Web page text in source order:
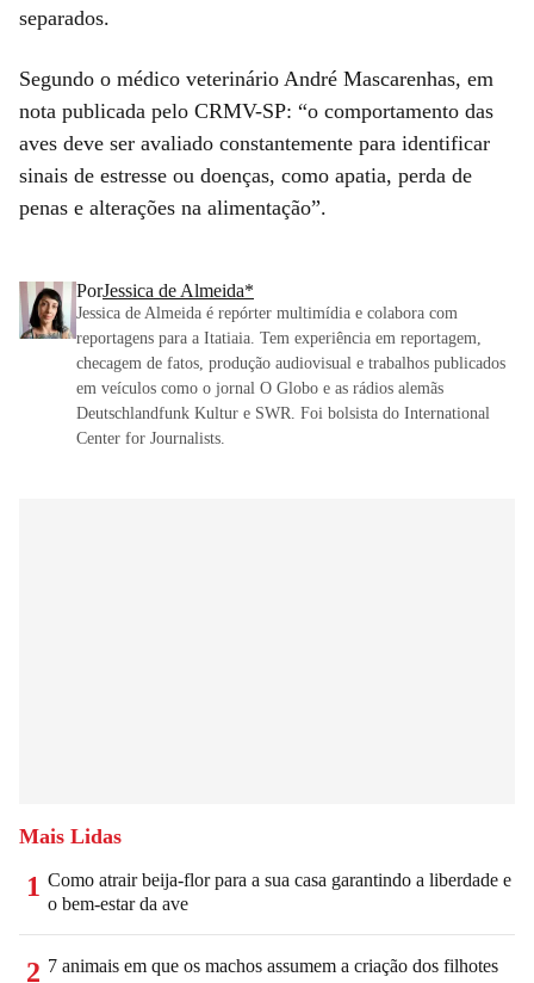
separados.
Segundo o médico veterinário André Mascarenhas, em
nota publicada pelo CRMV-SP: “o comportamento das
aves deve ser avaliado constantemente para identificar
sinais de estresse ou doenças, como apatia, perda de
penas e alterações na alimentação”.
PorJessica de Almeida*
Jessica de Almeida é repórter multimídia e colabora com
reportagens para a Itatiaia. Tem experiência em reportagem,
checagem de fatos, produção audiovisual e trabalhos publicados
em veículos como o jornal O Globo e as rádios alemãs
Deutschlandfunk Kultur e SWR. Foi bolsista do International
Center for Journalists.
Mais Lidas
1 Como atrair beija-flor para a sua casa garantindo a liberdade e
o bem-estar da ave
2 7 animais em que os machos assumem a criação dos filhotes